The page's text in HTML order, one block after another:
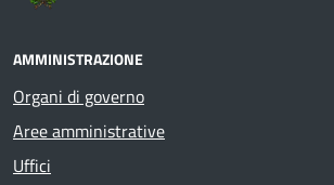
AMMINISTRAZIONE
Organi di governo
Aree amministrative
Uffici